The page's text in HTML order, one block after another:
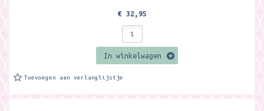
€ 32,95
In winkelwagen
Toevoegen aan verlanglijstje